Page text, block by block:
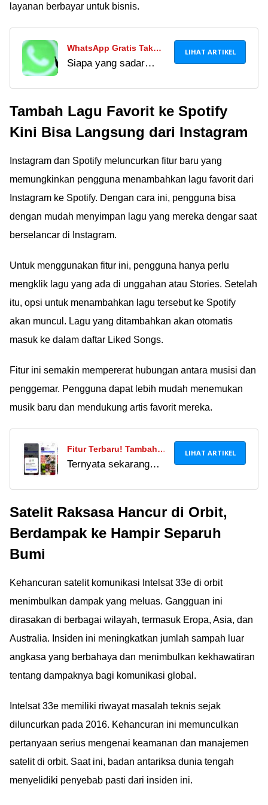
layanan berbayar untuk bisnis.
WhatsApp Gratis Tak
Ada Iklan Dipakai
Siapa yang sadar
iklan? Jika kamu
penasaran, ternyata ini
sumber keuntungan
WhatsApp.
LIHAT ARTIKEL
Tambah Lagu Favorit ke Spotify
Kini Bisa Langsung dari Instagram
Instagram dan Spotify meluncurkan fitur baru yang
memungkinkan pengguna menambahkan lagu favorit dari
Instagram ke Spotify. Dengan cara ini, pengguna bisa
dengan mudah menyimpan lagu yang mereka dengar saat
berselancar di Instagram.
Untuk menggunakan fitur ini, pengguna hanya perlu
mengklik lagu yang ada di unggahan atau Stories. Setelah
itu, opsi untuk menambahkan lagu tersebut ke Spotify
akan muncul. Lagu yang ditambahkan akan otomatis
masuk ke dalam daftar Liked Songs.
Fitur ini semakin mempererat hubungan antara musisi dan
penggemar. Pengguna dapat lebih mudah menemukan
musik baru dan mendukung artis favorit mereka.
Fitur Terbaru! Tambah
Lagu Favorit Dari
Ternyata sekarang
ke Spotify dengan fitur
baru, lho! Simak
caranya di sini.
LIHAT ARTIKEL
Satelit Raksasa Hancur di Orbit,
Berdampak ke Hampir Separuh
Bumi
Kehancuran satelit komunikasi Intelsat 33e di orbit
menimbulkan dampak yang meluas. Gangguan ini
dirasakan di berbagai wilayah, termasuk Eropa, Asia, dan
Australia. Insiden ini meningkatkan jumlah sampah luar
angkasa yang berbahaya dan menimbulkan kekhawatiran
tentang dampaknya bagi komunikasi global.
Intelsat 33e memiliki riwayat masalah teknis sejak
diluncurkan pada 2016. Kehancuran ini memunculkan
pertanyaan serius mengenai keamanan dan manajemen
satelit di orbit. Saat ini, badan antariksa dunia tengah
menyelidiki penyebab pasti dari insiden ini.